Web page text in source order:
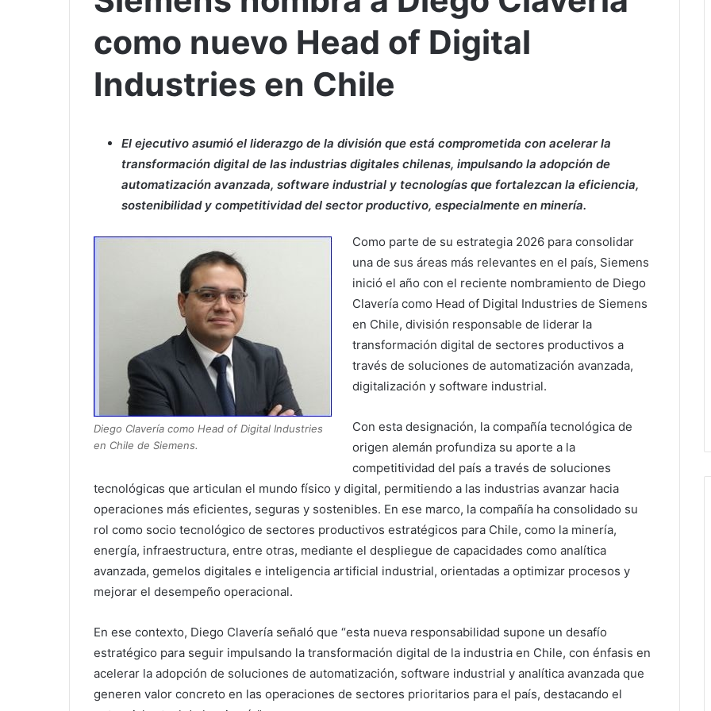
como nuevo Head of Digital
Industries en Chile
El ejecutivo asumió el liderazgo de la división que está comprometida con acelerar la
transformación digital de las industrias digitales chilenas, impulsando la adopción de
automatización avanzada, software industrial y tecnologías que fortalezcan la eficiencia,
sostenibilidad y competitividad del sector productivo, especialmente en minería.
Diego Clavería como Head of Digital Industries
en Chile de Siemens.
Como parte de su estrategia 2026 para consolidar
una de sus áreas más relevantes en el país, Siemens
inició el año con el reciente nombramiento de Diego
Clavería como Head of Digital Industries de Siemens
en Chile, división responsable de liderar la
transformación digital de sectores productivos a
través de soluciones de automatización avanzada,
digitalización y software industrial.
Con esta designación, la compañía tecnológica de
origen alemán profundiza su aporte a la
competitividad del país a través de soluciones
tecnológicas que articulan el mundo físico y digital, permitiendo a las industrias avanzar hacia
operaciones más eficientes, seguras y sostenibles. En ese marco, la compañía ha consolidado su
rol como socio tecnológico de sectores productivos estratégicos para Chile, como la minería,
energía, infraestructura, entre otras, mediante el despliegue de capacidades como analítica
avanzada, gemelos digitales e inteligencia artificial industrial, orientadas a optimizar procesos y
mejorar el desempeño operacional.
En ese contexto, Diego Clavería señaló que “esta nueva responsabilidad supone un desafío
estratégico para seguir impulsando la transformación digital de la industria en Chile, con énfasis en
acelerar la adopción de soluciones de automatización, software industrial y analítica avanzada que
generen valor concreto en las operaciones de sectores prioritarios para el país, destacando el